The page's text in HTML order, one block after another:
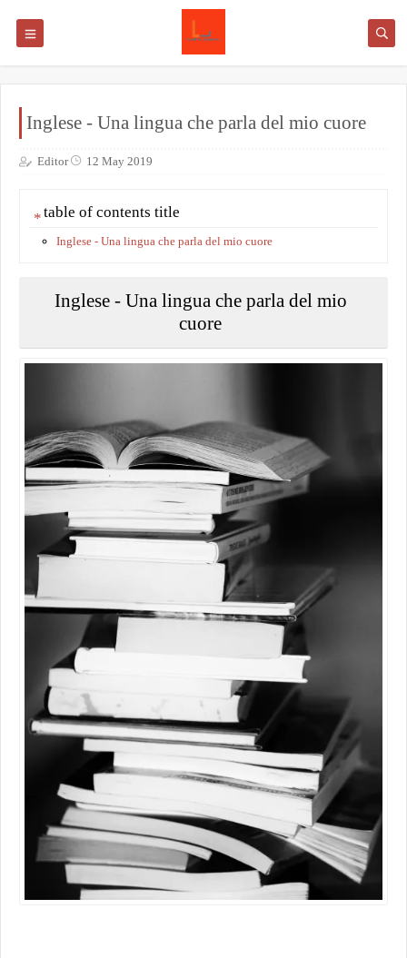
Inglese - Una lingua che parla del mio cuore
Editor 12 May 2019
table of contents title
Inglese - Una lingua che parla del mio cuore
Inglese - Una lingua che parla del mio
cuore